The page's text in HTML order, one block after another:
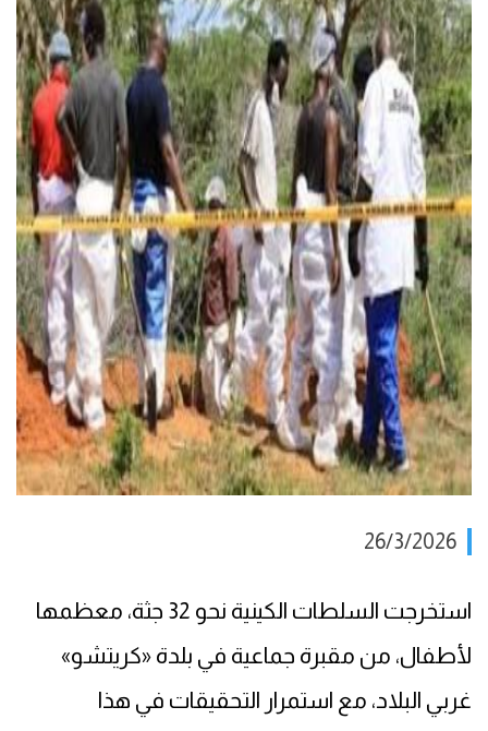
26/3/2026
استخرجت السلطات الكينية نحو 32 جثة، معظمها
لأطفال، من مقبرة جماعية في بلدة «كريتشو»
غربي البلاد، مع استمرار التحقيقات في هذا